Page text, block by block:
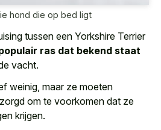
hond die op bed ligt
tussen een Yorkshire Terrier
ras dat bekend staat
vacht.
weinig, maar ze moeten
om te voorkomen dat ze
krijgen.